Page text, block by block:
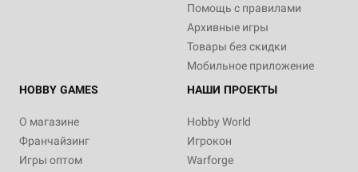
Помощь с правилами
Архивные игры
Товары без скидки
Мобильное приложение
HOBBY GAMES
О магазине
Франчайзинг
Игры оптом
НАШИ ПРОЕКТЫ
Hobby World
Игрокон
Warforge